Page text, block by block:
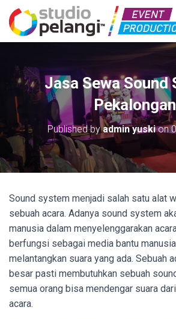
Jasa Sewa Sound
Pekalongan
Published byadmin yuskion
Sound system menjadi salah satu alat
sebuah acara. Adanya sound system
manusia dalam menyelenggarakan
berfungsi sebagai media bantu
melantangkan suara yang ada. Sebuah
besar pasti membutuhkan sebuah
semua orang bisa mendengar suara
acara.